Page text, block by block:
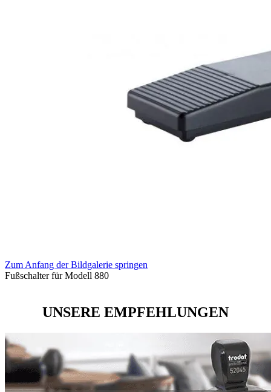
Zum Anfang der Bildgalerie springen
Fußschalter für Modell 880
UNSERE EMPFEHLUNGEN